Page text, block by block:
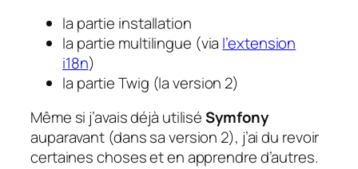
la partie installation
la partie multilingue (via l’extension
i18n)
la partie Twig (la version 2)
Même si j’avais déjà utiliséSymfony
auparavant (dans sa version 2), j’ai du revoir
certaines choses et en apprendre d’autres.